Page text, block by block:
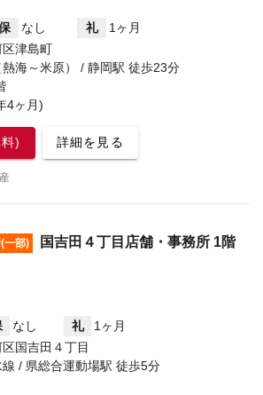
なし 礼
1ヶ月
津島町
熱海～米原） / 静岡駅 徒歩23分
4ヶ月)
) 詳細を見る
一部) 国吉田４丁目店舗・事務所 1階
なし 礼
1ヶ月
国吉田４丁目
/ 県総合運動場駅 徒歩5分